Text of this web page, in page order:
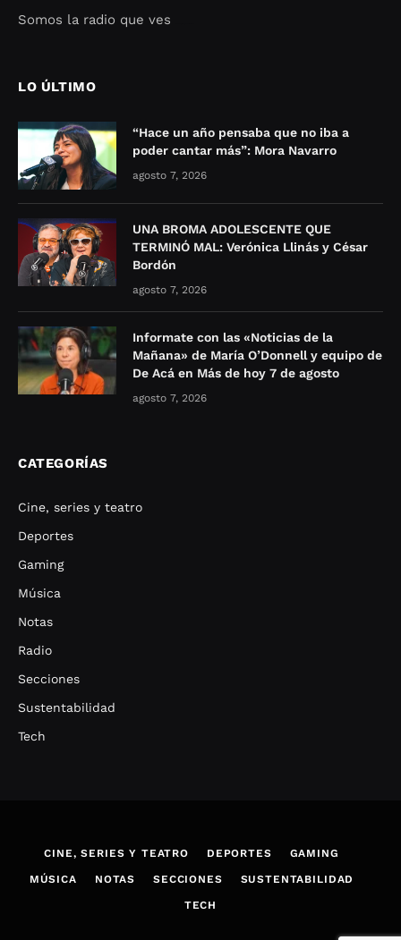
Somos la radio que ves
LO ÚLTIMO
“Hace un año pensaba que no iba a
poder cantar más”: Mora Navarro
agosto 7, 2026
UNA BROMA ADOLESCENTE QUE
TERMINÓ MAL: Verónica Llinás y César
Bordón
agosto 7, 2026
Informate con las «Noticias de la
Mañana» de María O’Donnell y equipo de
De Acá en Más de hoy 7 de agosto
agosto 7, 2026
CATEGORÍAS
Cine, series y teatro
Deportes
Gaming
Música
Notas
Radio
Secciones
Sustentabilidad
Tech
CINE, SERIES Y TEATRO DEPORTES GAMING
MÚSICA NOTAS SECCIONES SUSTENTABILIDAD
TECH